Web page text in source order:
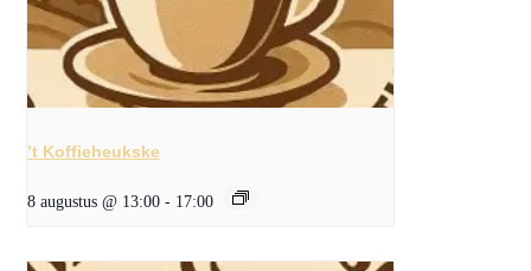
’t Koffieheukske
8 augustus @ 13:00 - 17:00